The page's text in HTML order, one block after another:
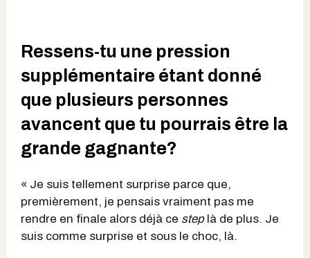
Ressens-tu une pression
supplémentaire étant donné
que plusieurs personnes
avancent que tu pourrais être la
grande gagnante?
« Je suis tellement surprise parce que,
premièrement, je pensais vraiment pas me
rendre en finale alors déjà ce steplà de plus. Je
suis comme surprise et sous le choc, là.